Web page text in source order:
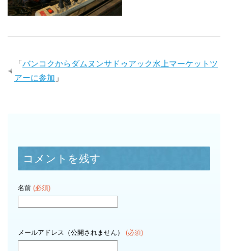
「 バンコクからダムヌンサドゥアック水上マーケットツ
アーに参加 」
コメントを残す
名前 (必須)
メールアドレス（公開されません） (必須)